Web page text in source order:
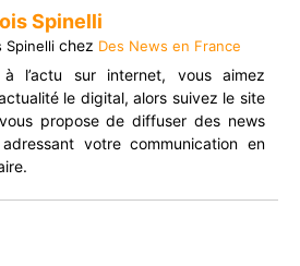
Spinelli
Spinelli chez Des News en France
à l’actu sur internet, vous aimez
le digital, alors suivez le site
propose de diffuser des news
votre communication en